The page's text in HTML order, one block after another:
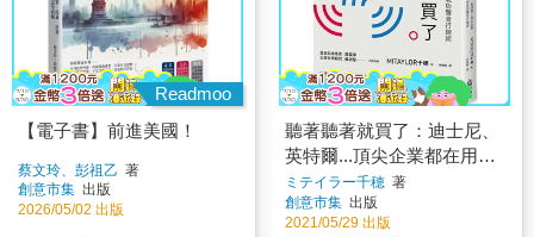
Readmoo
【電子書】前進美國！
蔡文玲、彭祖乙 著
創意市集 出版
2026/05/02 出版
聽著聽著就買了：迪士尼、
英特爾...頂尖企業都在用的
成功聲音行銷術
ミテイラー千穂 著
創意市集 出版
2021/05/29 出版